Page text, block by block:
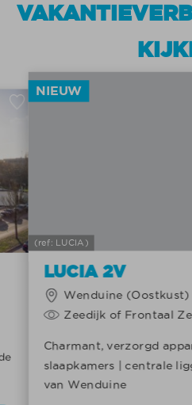
LUCIA 2V
NIEUW
(ref: LUCIA)
Wenduine (Oostkust)
Zeedijk of Frontaal
Charmant, verzorgd
slaapkamers | centrale
van Wenduine